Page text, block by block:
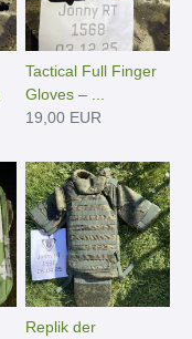
Tactical Full Finger
Gloves – ...
19,00 EUR
Replik der